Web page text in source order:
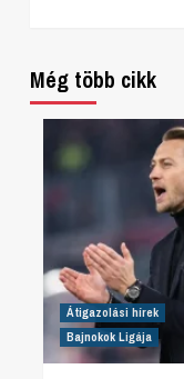
Még több cikk
Átigazolási hírek
Bajnokok Ligája